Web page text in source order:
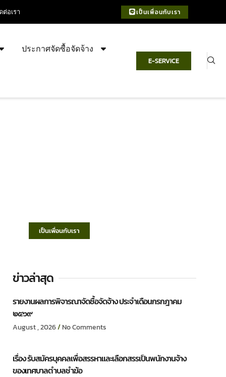
ต่อเรา เป็นเพื่อนกับเรา
ประกาศจัดซื้อจัดจ้าง
E-SERVICE
เป็นเพื่อนกับเรา
ข่าวล่าสุด
รายงานผลการพิจารณาจัดซื้อจัดจ้าง ประจำเดือนกรกฎาคม
๒๕๖๙
August , 2026 No Comments
เรื่อง รับสมัครบุคคลเพื่อสรรหาและเลือกสรรเป็นพนักงานจ้าง
ของเทศบาลตำบลชำฆ้อ